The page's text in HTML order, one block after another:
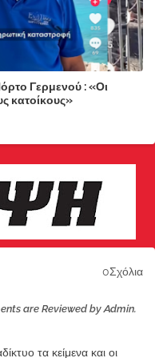
Γερμενού : «Οι
κατοίκους»
0Σχόλια
are Reviewed by Admin.
τα κείμενα και οι